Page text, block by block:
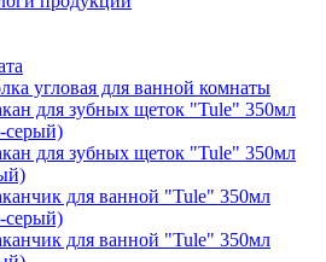
угловая для ванной комнаты
для зубных щеток "Tule" 350мл
серый)
для зубных щеток "Tule" 350мл
для ванной "Tule" 350мл
серый)
для ванной "Tule" 350мл